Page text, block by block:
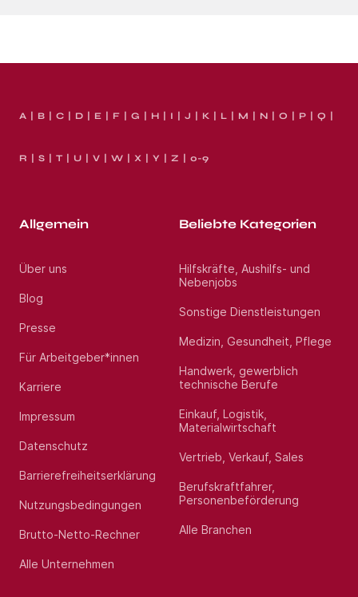
A B C D E F G H I J K L M N O P Q
R S T U V W X Y Z 0-9
Allgemein
Über uns
Blog
Presse
Für Arbeitgeber*innen
Karriere
Impressum
Datenschutz
Barrierefreiheitserklärung
Nutzungsbedingungen
Brutto-Netto-Rechner
Alle Unternehmen
Beliebte Kategorien
Hilfskräfte, Aushilfs- und
Nebenjobs
Sonstige Dienstleistungen
Medizin, Gesundheit, Pflege
Handwerk, gewerblich
technische Berufe
Einkauf, Logistik,
Materialwirtschaft
Vertrieb, Verkauf, Sales
Berufskraftfahrer,
Personenbeförderung
Alle Branchen